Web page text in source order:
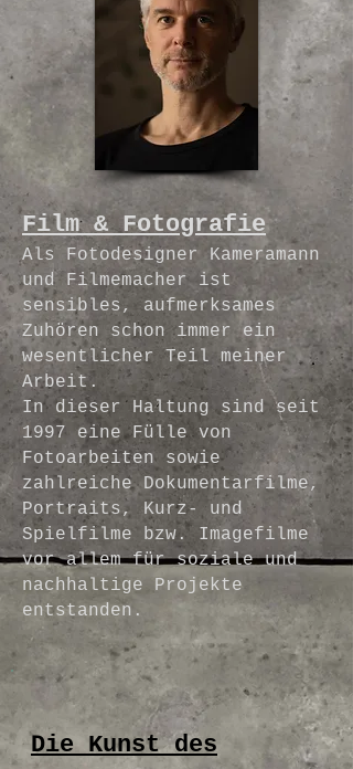
Film & Fotografie
Als Fotodesigner Kameramann
und Filmemacher ist
sensibles, aufmerksames
Zuhören schon immer ein
wesentlicher Teil meiner
Arbeit.
In dieser Haltung sind seit
1997 eine Fülle von
Fotoarbeiten sowie
zahlreiche Dokumentarfilme,
Portraits, Kurz- und
Spielfilme bzw. Imagefilme
vor allem für soziale und
nachhaltige Projekte
entstanden.
Die Kunst des